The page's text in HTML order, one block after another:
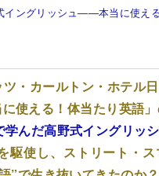
イングリッシュ――本当に使え
・カールトン・ホテル
使える！体当たり英語
んだ高野式イングリッシ
使し、ストリート・